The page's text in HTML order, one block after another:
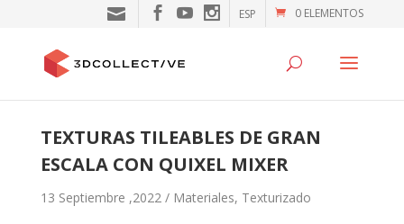
0 ELEMENTOS
ESP
TEXTURAS TILEABLES DE GRAN
ESCALA CON QUIXEL MIXER
13 Septiembre ,2022 / Materiales, Texturizado